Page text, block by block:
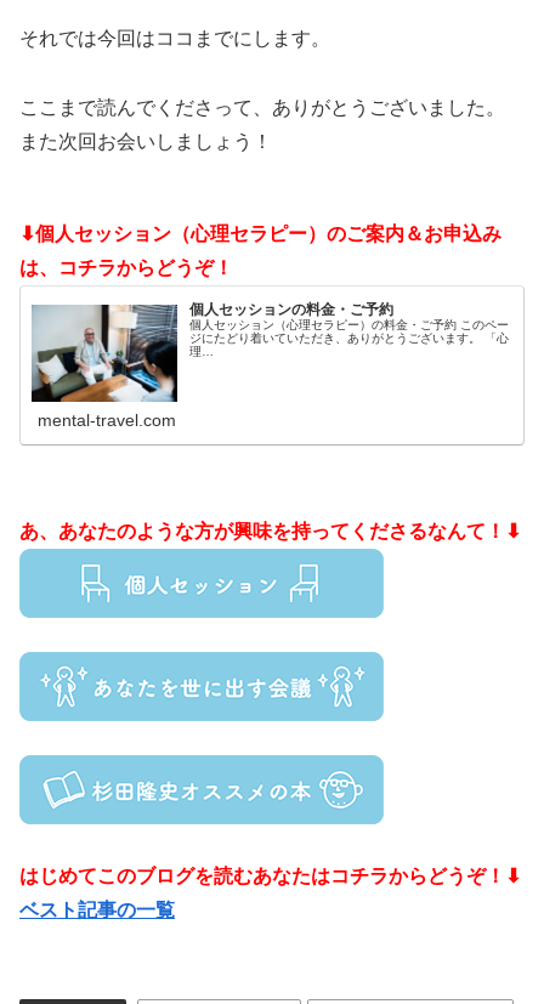
それでは今回はココまでにします。
ここまで読んでくださって、ありがとうございました。
また次回お会いしましょう！
⬇個人セッション（心理セラピー）のご案内＆お申込み
は、コチラからどうぞ！
個人セッションの料金・ご予約
個人セッション（心理セラピー）の料金・ご予約 このペー
ジにたどり着いていただき、ありがとうございます。 「心
理…
mental-travel.com
あ、あなたのような方が興味を持ってくださるなんて！⬇
はじめてこのブログを読むあなたはコチラからどうぞ！⬇
ベスト記事の一覧